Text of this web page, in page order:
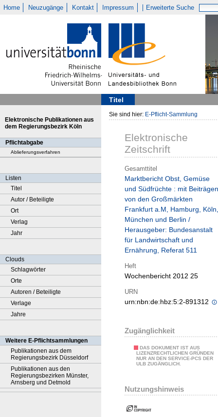
Home Neuzugänge Kontakt Impressum Erweiterte Suche
Titel
Elektronische Publikationen aus
dem Regierungsbezirk Köln
Pflichtabgabe
Ablieferungsverfahren
Listen
Titel
Autor / Beteiligte
Ort
Verlag
Jahr
Clouds
Schlagwörter
Orte
Autoren / Beteiligte
Verlage
Jahre
Weitere E-Pflichtsammlungen
Publikationen aus dem
Regierungsbezirk Düsseldorf
Publikationen aus den
Regierungsbezirken Münster,
Arnsberg und Detmold
Sie sind hier: E-Pflicht-Sammlung
Elektronische
Zeitschrift
Gesamttitel
Marktbericht Obst, Gemüse
und Südfrüchte : mit Beiträgen
von den Großmärkten
Frankfurt a.M, Hamburg, Köln,
München und Berlin /
Herausgeber: Bundesanstalt
für Landwirtschaft und
Ernährung, Referat 511
Heft
Wochenbericht 2012 25
URN
urn:nbn:de:hbz:5:2-891312
Zugänglichkeit
DAS DOKUMENT IST AUS
LIZENZRECHTLICHEN GRÜNDEN
NUR AN DEN SERVICE-PCS DER
ULB ZUGÄNGLICH.
Nutzungshinweis